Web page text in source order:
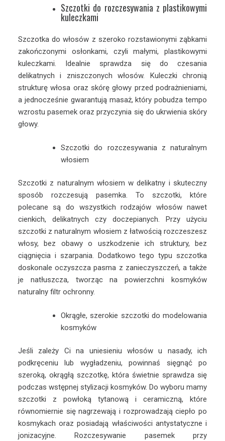
Szczotki do rozczesywania z plastikowymi
kuleczkami
Szczotka do włosów z szeroko rozstawionymi ząbkami
zakończonymi osłonkami, czyli małymi, plastikowymi
kuleczkami. Idealnie sprawdza się do czesania
delikatnych i zniszczonych włosów. Kuleczki chronią
strukturę włosa oraz skórę głowy przed podrażnieniami,
a jednocześnie gwarantują masaż, który pobudza tempo
wzrostu pasemek oraz przyczynia się do ukrwienia skóry
głowy.
Szczotki do rozczesywania z naturalnym
włosiem
Szczotki z naturalnym włosiem w delikatny i skuteczny
sposób rozczesują pasemka. To szczotki, które
polecane są do wszystkich rodzajów włosów nawet
cienkich, delikatnych czy doczepianych. Przy użyciu
szczotki z naturalnym włosiem z łatwością rozczeszesz
włosy, bez obawy o uszkodzenie ich struktury, bez
ciągnięcia i szarpania. Dodatkowo tego typu szczotka
doskonale oczyszcza pasma z zanieczyszczeń, a także
je natłuszcza, tworząc na powierzchni kosmyków
naturalny filtr ochronny.
Okrągłe, szerokie szczotki do modelowania
kosmyków
Jeśli zależy Ci na uniesieniu włosów u nasady, ich
podkręceniu lub wygładzeniu, powinnaś sięgnąć po
szeroką, okrągłą szczotkę, która świetnie sprawdza się
podczas wstępnej stylizacji kosmyków. Do wyboru mamy
szczotki z powłoką tytanową i ceramiczną, które
równomiernie się nagrzewają i rozprowadzają ciepło po
kosmykach oraz posiadają właściwości antystatyczne i
jonizacyjne. Rozczesywanie pasemek przy